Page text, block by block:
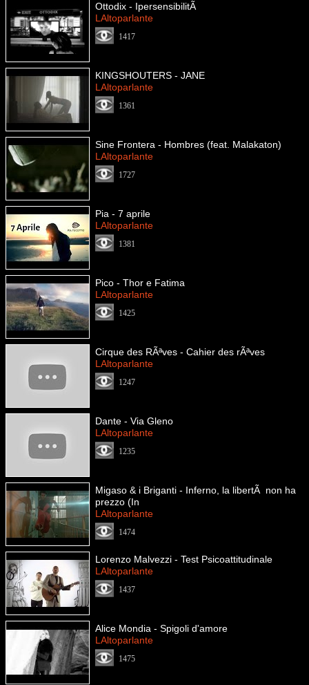
Ottodix - IpersensibilitÃ
LAltoparlante
1417
KINGSHOUTERS - JANE
LAltoparlante
1361
Sine Frontera - Hombres (feat. Malakaton)
LAltoparlante
1727
Pia - 7 aprile
LAltoparlante
1381
Pico - Thor e Fatima
LAltoparlante
1425
Cirque des RÃªves - Cahier des rÃªves
LAltoparlante
1247
Dante - Via Gleno
LAltoparlante
1235
Migaso & i Briganti - Inferno, la libertÃ non ha
prezzo (In
LAltoparlante
1474
Lorenzo Malvezzi - Test Psicoattitudinale
LAltoparlante
1437
Alice Mondia - Spigoli d'amore
LAltoparlante
1475